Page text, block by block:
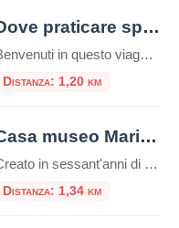
Dove praticare sport a Roma: consigli utili e attività da svolgere nella capitale
Benvenuti in questo viaggio attraverso le migliori opportunità per praticare sport nella vivace e storica città di Roma. La Capitale italiana non è solo un tesoro di arte, cultura e gastronomia, ma offre anche numerose possibilità per mantenere uno stile di vita attivo e sano, oltre che ecologico. Che siate residenti o turisti, appassionati di sport all’aria aperta o alla […]
Distanza: 1,20 km
Casa museo Mario Praz
Creato in sessant'anni di appassionato collezionismo da Mario Praz (Roma 1896-1982) anglista e critico di levatura internazionale, al Casa Museo Mario Praz si presenta come una dimora nobiliare del secolo XIX. Mario Praz - pescatore, scrittore e
Distanza: 1,34 km